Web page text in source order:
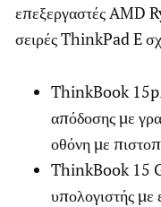
επεξεργαστές AMD
σειρές ThinkPad E
ThinkBook 15p
απόδοσης με
οθόνη με
ThinkBook 15
υπολογιστής